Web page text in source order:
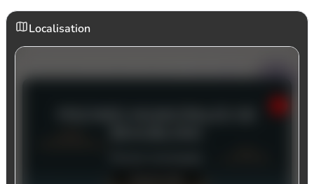
Localisation